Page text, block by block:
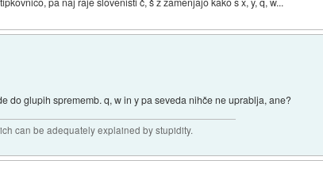
do glupih sprememb. q, w in y pa seveda nihče ne uprablja, ane?
can be adequately explained by stupidity.